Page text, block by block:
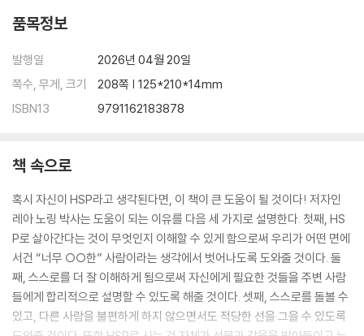
강한 자극 추구 성향
주의력 결핍 과잉행동장애
생각이 현실을 만들어낸다: 인지행동치료
나를 수용하고 균형을 찾는다: 변증법적 행동치료
긍정 확언 말하기
참고 문헌
품목정보
발행일
2026년 04월 20일
쪽수, 무게, 크기
208쪽 | 125*210*14mm
ISBN13
9791162183878
책 속으로
혹시 자신이 HSP라고 생각된다면, 이 책이 큰 도움이 될 것이다! 저자인
레아 노링 박사는 도움이 되는 이유를 다음 세 가지로 설명한다. 첫째, HS
P로 살아간다는 것이 무엇인지 이해할 수 있게 함으로써 우리가 어떤 면에
서건 “너무 ○○한” 사람이라는 생각에서 벗어나도록 도와줄 것이다. 둘
째, 스스로를 더 잘 이해하게 됨으로써 자신에게 필요한 것들을 주변 사람
들에게 합리적으로 설명할 수 있도록 해줄 것이다. 셋째, 스스로를 돌볼 수
있고, 다른 사람을 불편하게 하지 않으면서도 적당한 선을 그을 수 있도록